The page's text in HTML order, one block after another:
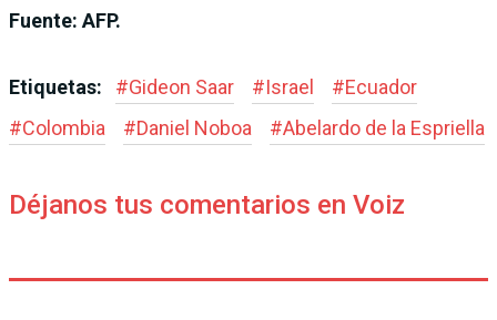
Fuente: AFP.
Etiquetas: #Gideon Saar #Israel #Ecuador
#Colombia #Daniel Noboa #Abelardo de la Espriella
Déjanos tus comentarios en Voiz